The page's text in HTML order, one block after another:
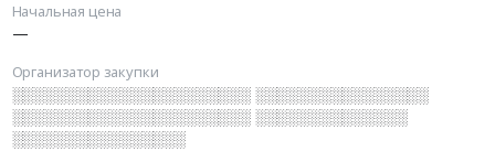
Начальная цена
—
Организатор закупки
░░░░░░░░░░░░░░░░░░░░░░ ░░░░░░░░░░░░░░░░
░░░░░░░░░░░░░░░░░░░░░░ ░░░░░░░░░░░░░░
░░░░░░░░░░░░░░░░